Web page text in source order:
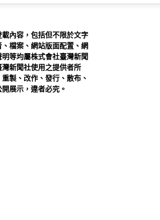
載內容，包括但不限於文字
檔案、網站版面配置、網
等均屬株式會社臺灣新聞
新聞社使用之提供者所
製、改作、發行、散布、
展示，違者必究。